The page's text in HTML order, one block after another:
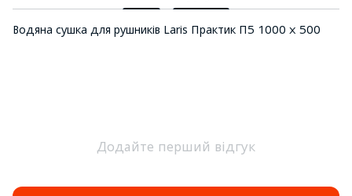
Водяна сушка для рушників Laris Практик П5 1000 х 500
Додайте перший відгук